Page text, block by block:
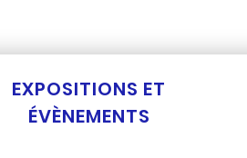
EXPOSITIONS ET
ÉVÈNEMENTS